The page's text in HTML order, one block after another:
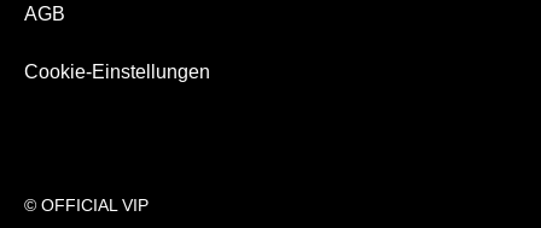
© OFFICIAL VIP
AGB
Cookie-Einstellungen